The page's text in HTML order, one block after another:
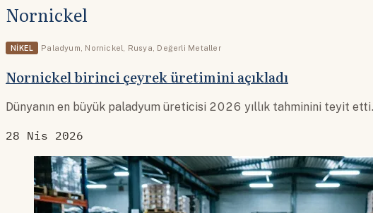
Nornickel
NIKEL Paladyum, Nornickel, Rusya, Değerli Metaller
Nornickel birinci çeyrek üretimini açıkladı
Dünyanın en büyük paladyum üreticisi 2026 yıllık tahminini teyit etti.
28 Nis 2026